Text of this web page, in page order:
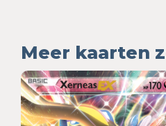
Meer kaarten